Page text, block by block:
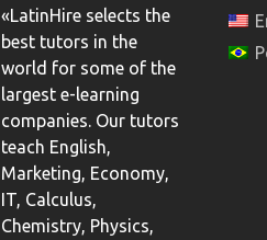
«LatinHire selects the
best tutors in the
world for some of the
largest e-learning
companies. Our tutors
teach English,
Marketing, Economy,
IT, Calculus,
Chemistry, Physics,